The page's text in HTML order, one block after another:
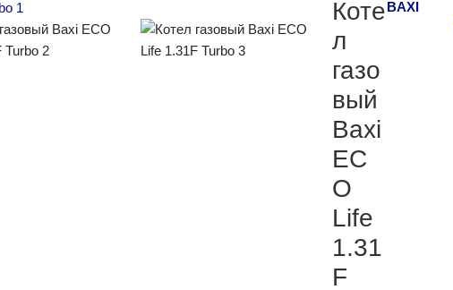
Коте
л
газо
вый
Baxi
EC
O
Life
1.31
F
BAXI